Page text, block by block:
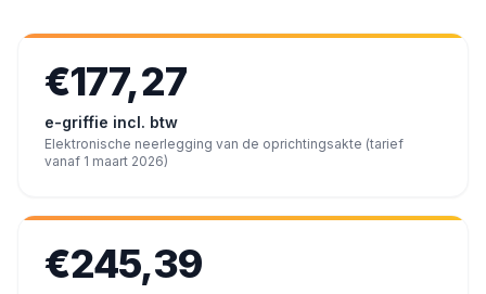
€177,27
e-griffie incl. btw
Elektronische neerlegging van de oprichtingsakte (tarief
vanaf 1 maart 2026)
€245,39